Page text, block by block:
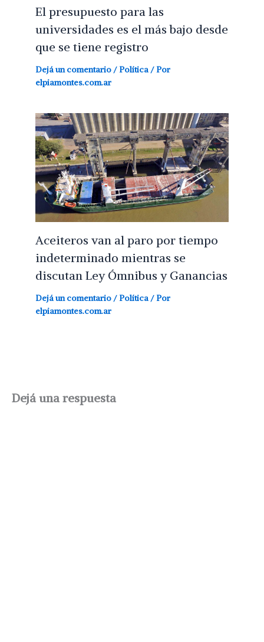
El presupuesto para las
universidades es el más bajo desde
que se tiene registro
Dejá un comentario /Política / Por
elpiamontes.com.ar
Aceiteros van al paro por tiempo
indeterminado mientras se
discutan Ley Ómnibus y Ganancias
Dejá un comentario /Política / Por
elpiamontes.com.ar
Dejá una respuesta